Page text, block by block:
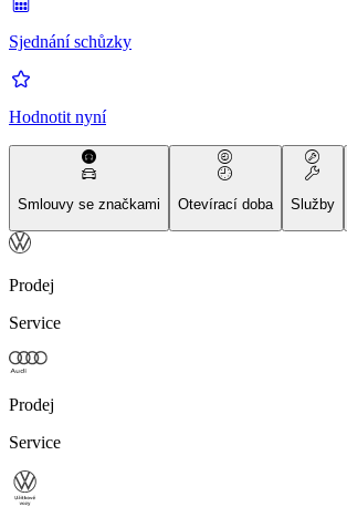
Sjednání schůzky
Hodnotit nyní
Smlouvy se značkami Otevírací doba Služby
Prodej
Service
Prodej
Service